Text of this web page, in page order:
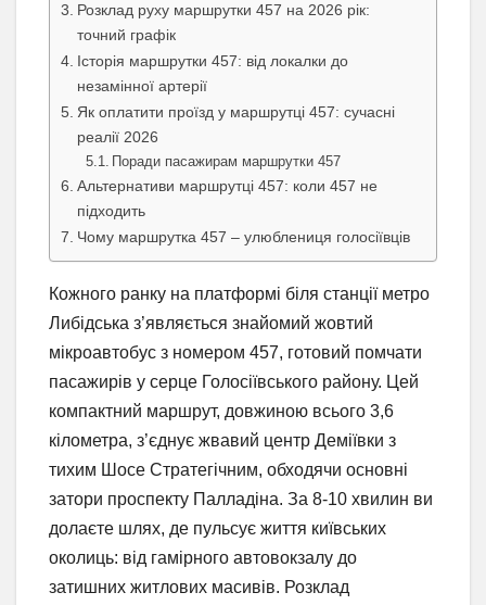
Розклад руху маршрутки 457 на 2026 рік:
точний графік
Історія маршрутки 457: від локалки до
незамінної артерії
Як оплатити проїзд у маршрутці 457: сучасні
реалії 2026
Поради пасажирам маршрутки 457
Альтернативи маршрутці 457: коли 457 не
підходить
Чому маршрутка 457 – улюблениця голосіївців
Кожного ранку на платформі біля станції метро
Либідська з’являється знайомий жовтий
мікроавтобус з номером 457, готовий помчати
пасажирів у серце Голосіївського району. Цей
компактний маршрут, довжиною всього 3,6
кілометра, з’єднує жвавий центр Деміївки з
тихим Шосе Стратегічним, обходячи основні
затори проспекту Палладіна. За 8-10 хвилин ви
долаєте шлях, де пульсує життя київських
околиць: від гамірного автовокзалу до
затишних житлових масивів. Розклад